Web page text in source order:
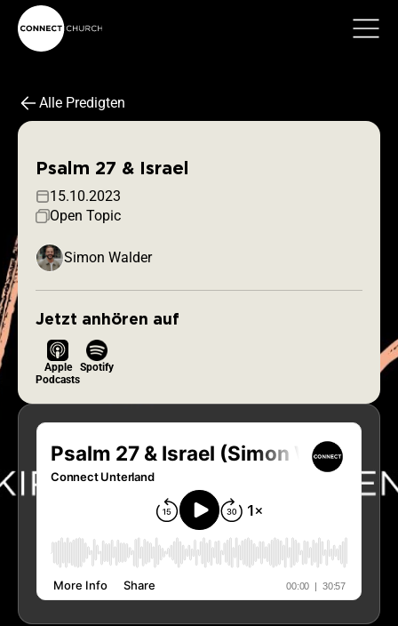
Alle Predigten
Psalm 27 & Israel
15.10.2023
Open Topic
Simon Walder
Jetzt anhören auf
Apple
Podcasts
Spotify